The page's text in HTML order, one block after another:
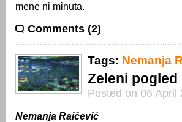
mene ni minuta.
Comments (2)
Tags: Nemanja
Zeleni pogled
Posted on 06 April
Nemanja Raičević